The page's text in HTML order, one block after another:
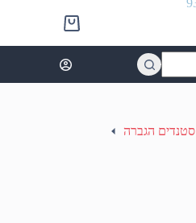
Shopping
cart
סטנדים הגברה